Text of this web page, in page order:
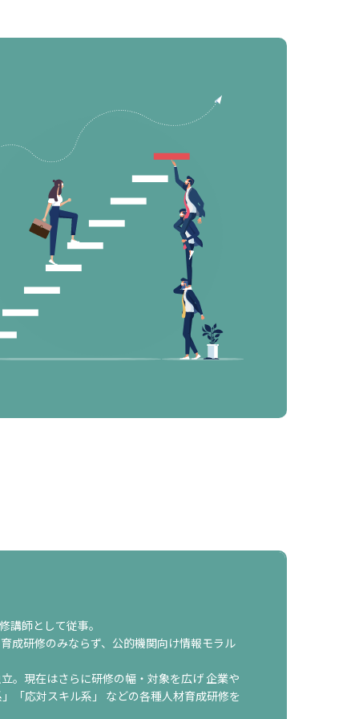
講師として従事。
成研修のみならず、公的機関向け情報モラル
。現在はさらに研修の幅・対象を広げ 企業や
「応対スキル系」 などの各種人材育成研修を